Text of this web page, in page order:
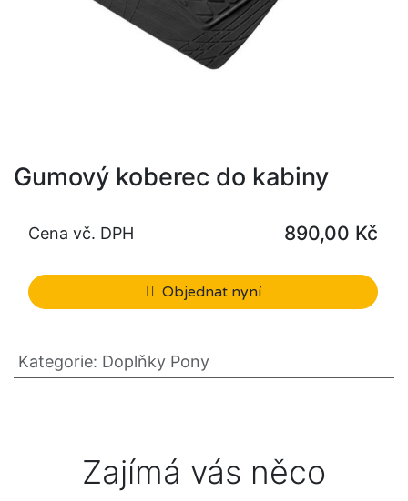
Gumový koberec do kabiny
Objednat nyní
Cena vč. DPH 890,00 Kč
Kategorie: Doplňky Pony
Zajímá vás něco